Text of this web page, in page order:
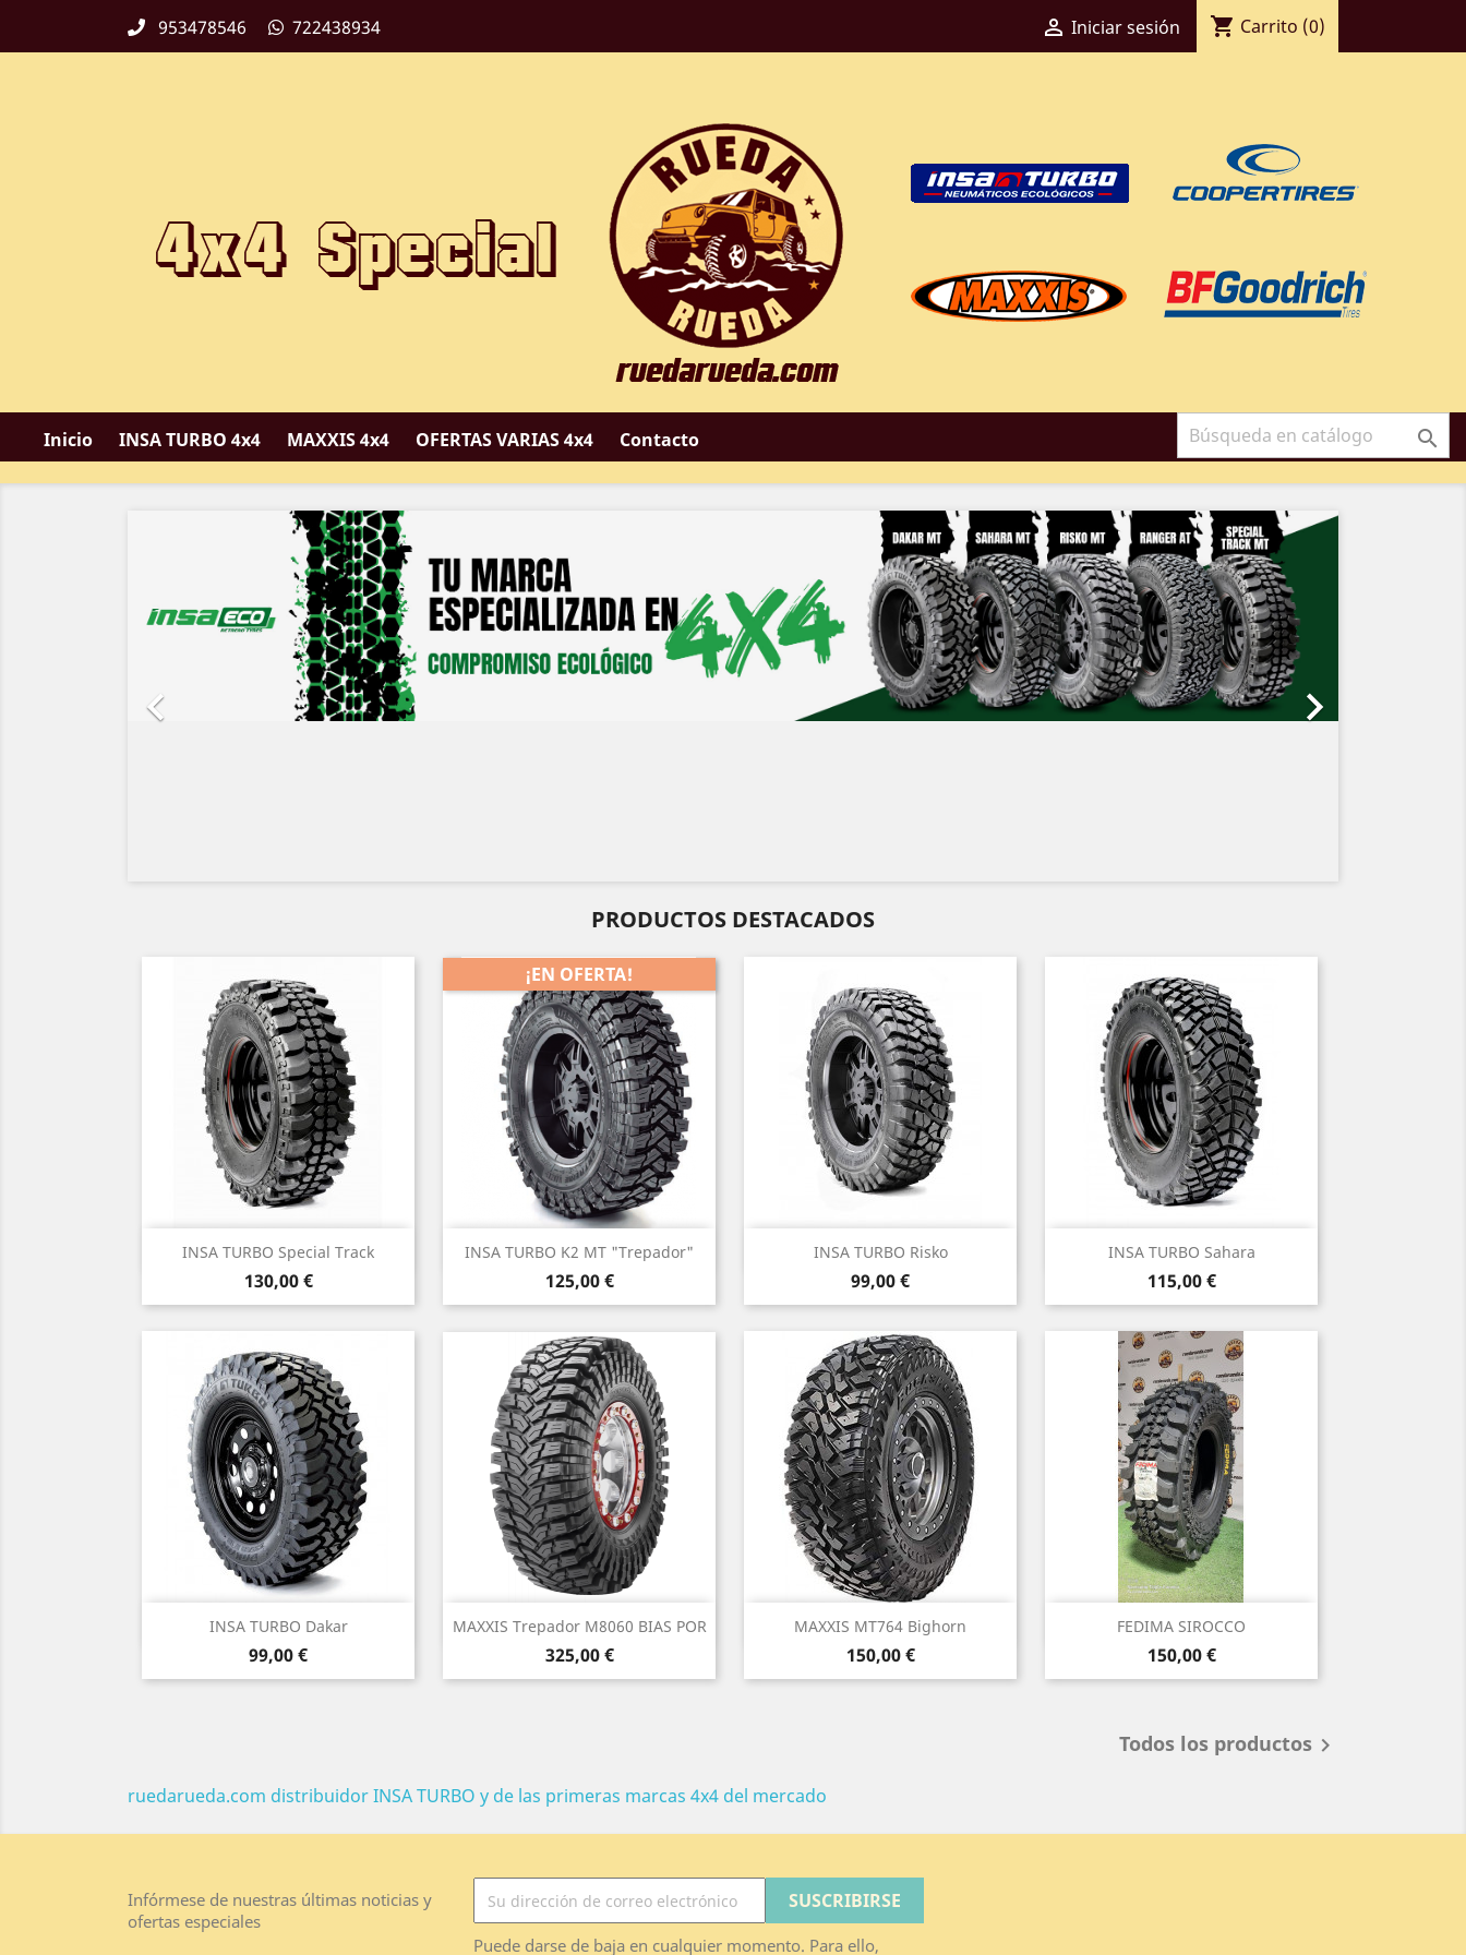
953478546 722438934  Iniciar sesión shopping_cart Carrito (0)
Inicio INSA TURBO 4x4 MAXXIS 4x4 OFERTAS VARIAS 4x4 Contacto 

Anterior

Siguiente
PRODUCTOS DESTACADOS
INSA TURBO Special Track
Precio
130,00 €
Vista rápida INSA TURBO K2 MT "Trepador"
Precio
125,00 €
¡EN OFERTA!
Vista rápida INSA TURBO Risko
Precio
99,00 €
Vista rápida INSA TURBO Sahara
Precio
115,00 €
Vista rápida
INSA TURBO Dakar
Precio
99,00 €
Vista rápida MAXXIS Trepador M8060 BIAS POR
Precio
325,00 €
Vista rápida MAXXIS MT764 Bighorn
Precio
150,00 €
Vista rápida FEDIMA SIROCCO
Precio
150,00 €
Vista rápida
Todos los productos 
ruedarueda.com distribuidor INSA TURBO y de las primeras marcas 4x4 del mercado
Infórmese de nuestras últimas noticias y
ofertas especiales
Puede darse de baja en cualquier momento. Para ello,